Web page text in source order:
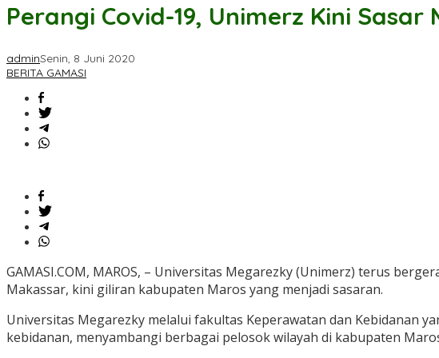
Perangi Covid-19, Unimerz Kini Sasar
adminSenin, 8 Juni 2020
BERITA GAMASI
GAMASI.COM, MAROS, – Universitas Megarezky (Unimerz) terus
Makassar, kini giliran kabupaten Maros yang menjadi sasaran.
Universitas Megarezky melalui fakultas Keperawatan dan Kebidanan
kebidanan, menyambangi berbagai pelosok wilayah di kabupaten